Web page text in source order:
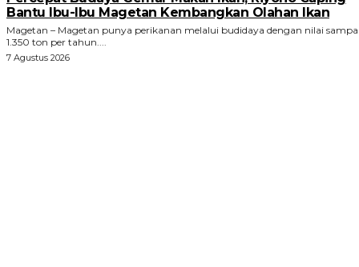
Bantu Ibu-Ibu Magetan Kembangkan Olahan Ikan
Magetan – Magetan punya perikanan melalui budidaya dengan nilai
1.350 ton per tahun....
7 Agustus 2026